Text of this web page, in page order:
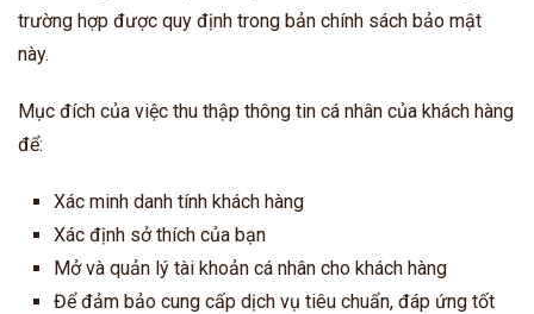
trường hợp được quy định trong bản chính sách bảo mật
này.
Mục đích của việc thu thập thông tin cá nhân của khách hàng
để:
Xác minh danh tính khách hàng
Xác định sở thích của bạn
Mở và quản lý tài khoản cá nhân cho khách hàng
Để đảm bảo cung cấp dịch vụ tiêu chuẩn, đáp ứng tốt